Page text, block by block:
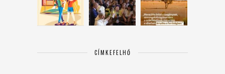
CÍMKEFELHŐ